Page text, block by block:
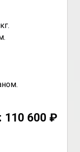
110 600 ₽